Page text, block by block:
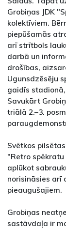
Grobiņas JDK
kolektīviem.
piepūšamās
arī strītbols
darbā un
drošības,
Ugunsdzēsēju
gaidīs
Savukārt
triālā 2.–3.
Svētkos
"Retro
aplūkot
norisināsies arī
pieaugušajiem.
Grobiņas
sastāvdaļa ir